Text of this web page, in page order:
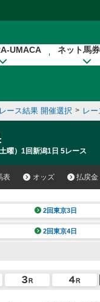
UMACA ネット馬
レース結果 開催選択 > レ
曜）1回新潟1日 5レース
表 オッズ 払戻金
2回東京3日
2回東京4日